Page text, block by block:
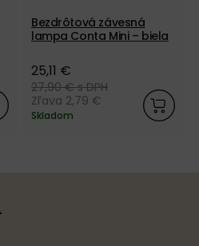
Bezdrôtová závesná
lampa Conta Mini – biela
25,11 €
27,90 €s DPH
Zľava 2,79 €
Skladom